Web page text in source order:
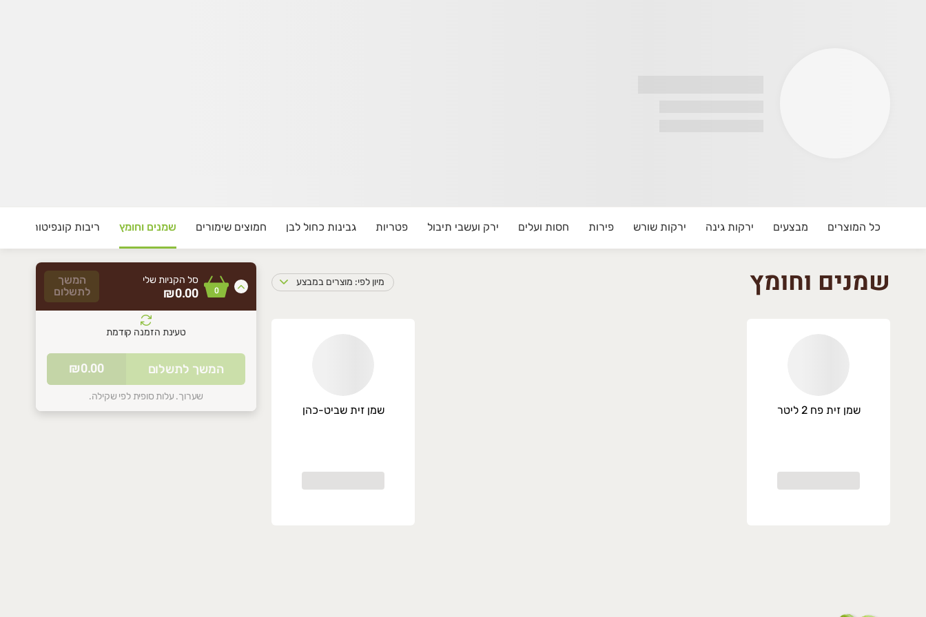
שיווק תוצרת חקלאית ישראלית טרייה משדות עוטף עזה ועד הבית. פירות וירקות בהזמנה אישית.
כל המוצרים מבצעים ירקות גינה ירקות שורש פירות חסות ועלים ירק ועשבי תיבול פטריות גבינות כחול לבן חמוצים שימורים שמנים וחומץ ריבות קונפיטורה ודבש
0
סל הקניות שלי
₪0.00
המשך
לתשלום
טעינת הזמנה קודמת
סל הקניות שלכם ריק
התחילו להוסיף מוצרים
שערוך. עלות סופית לפי שקילה.
המשך לתשלום ₪0.00
שמנים וחומץ מיון לפי: מוצרים במבצע
שמן זית פח 2 ליטר שמן זית שביט-כהן